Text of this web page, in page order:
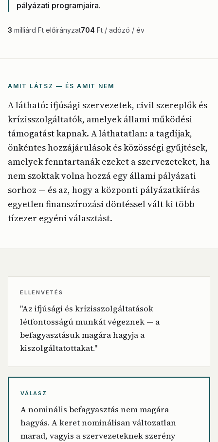
pályázati programjaira.
3 milliárd Ft előirányzat704 Ft / adózó / év
AMIT LÁTSZ — ÉS AMIT NEM
A látható: ifjúsági szervezetek, civil szereplők és
krízisszolgáltatók, amelyek állami működési
támogatást kapnak. A láthatatlan: a tagdíjak,
önkéntes hozzájárulások és közösségi gyűjtések,
amelyek fenntartanák ezeket a szervezeteket, ha
nem szoktak volna hozzá egy állami pályázati
sorhoz — és az, hogy a központi pályázatkiírás
egyetlen finanszírozási döntéssel vált ki több
tízezer egyéni választást.
ELLENVETÉS
"Az ifjúsági és krízisszolgáltatások
létfontosságú munkát végeznek — a
befagyasztásuk magára hagyja a
kiszolgáltatottakat."
VÁLASZ
A nominális befagyasztás nem magára
hagyás. A keret nominálisan változatlan
marad, vagyis a szervezeteknek szerény